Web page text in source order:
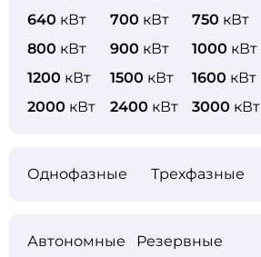
640 кВт 700 кВт 750 кВт
800 кВт 900 кВт 1000 кВт
1200 кВт 1500 кВт 1600 кВт
2000 кВт 2400 кВт 3000 кВт
Однофазные Трехфазные
Автономные
Резервные